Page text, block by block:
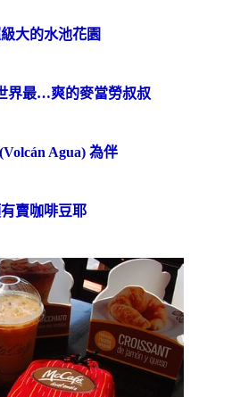
大的水池花園
界最…爽的麥當勞叔叔
Agua) 為伴
賣咖啡豆耶